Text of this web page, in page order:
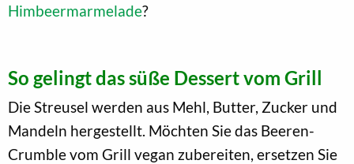
Himbeermarmelade?
So gelingt das süße Dessert vom Grill
Die Streusel werden aus Mehl, Butter, Zucker und
Mandeln hergestellt. Möchten Sie das Beeren-
Crumble vom Grill vegan zubereiten, ersetzen Sie